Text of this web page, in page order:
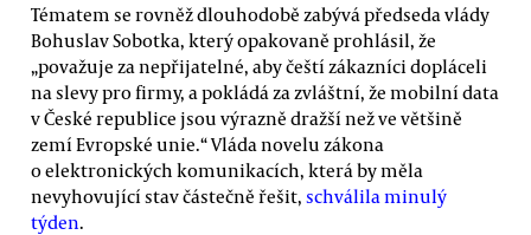
Tématem se rovněž dlouhodobě zabývá předseda vlády
Bohuslav Sobotka, který opakovaně prohlásil, že
„považuje za nepřijatelné, aby čeští zákazníci dopláceli
na slevy pro firmy, a pokládá za zvláštní, že mobilní data
v České republice jsou výrazně dražší než ve většině
zemí Evropské unie.“ Vláda novelu zákona
o elektronických komunikacích, která by měla
nevyhovující stav částečně řešit, schválila minulý
týden.